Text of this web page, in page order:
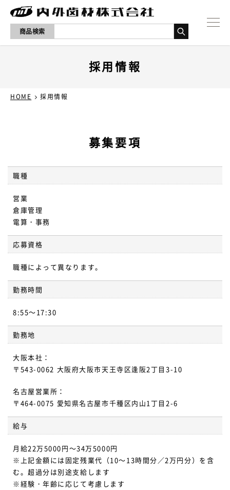
会社概要
お問い合わせ
商品検索
採用情報
HOME 採用情報
募集要項
職種
営業
倉庫管理
電算・事務
応募資格
職種によって異なります。
勤務時間
8:55～17:30
勤務地
大阪本社：
〒543-0062 大阪府大阪市天王寺区逢阪2丁目3-10
名古屋営業所：
〒464-0075 愛知県名古屋市千種区内山1丁目2-6
給与
月給22万5000円～34万5000円
※上記金額には固定残業代（10～13時間分／2万円分）を含
む。超過分は別途支給します
※経験・年齢に応じて考慮します